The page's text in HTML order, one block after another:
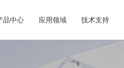
品中心 应用领域 技术支持